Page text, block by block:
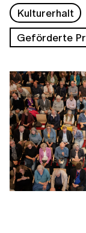
Kulturerhalt
Geförderte